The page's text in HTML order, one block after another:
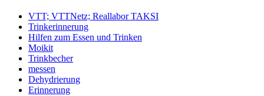
VTT; VTTNetz; Reallabor TAKSI
Trinkerinnerung
Hilfen zum Essen und Trinken
Moikit
Trinkbecher
messen
Dehydrierung
Erinnerung